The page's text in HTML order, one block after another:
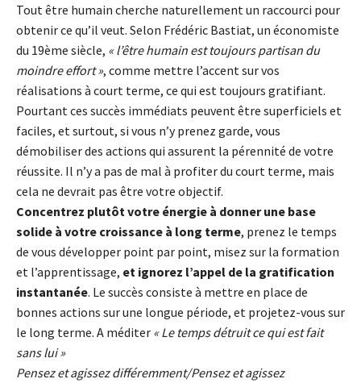
Tout être humain cherche naturellement un raccourci pour
obtenir ce qu’il veut. Selon Frédéric Bastiat, un économiste
du 19ème siècle, « l’être humain est toujours partisan du
moindre effort », comme mettre l’accent sur vos
réalisations à court terme, ce qui est toujours gratifiant.
Pourtant ces succès immédiats peuvent être superficiels et
faciles, et surtout, si vous n’y prenez garde, vous
démobiliser des actions qui assurent la pérennité de votre
réussite. Il n’y a pas de mal à profiter du court terme, mais
cela ne devrait pas être votre objectif.
Concentrez plutôt votre énergie à donner une base
solide à votre croissance à long terme, prenez le temps
de vous développer point par point, misez sur la formation
et l’apprentissage, et ignorez l’appel de la gratification
instantanée. Le succès consiste à mettre en place de
bonnes actions sur une longue période, et projetez-vous sur
le long terme. A méditer « Le temps détruit ce qui est fait
sans lui »
Pensez et agissez différemment/Pensez et agissez